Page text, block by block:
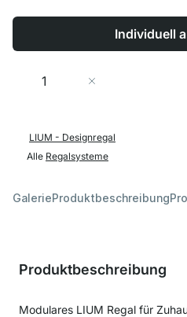
Individuell
Menge
LIUM - Designregal
Alle Regalsysteme
GalerieProduktbeschreibung
Produktbeschreibung
Modulares LIUM Regal für